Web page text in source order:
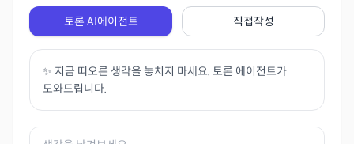
토론 AI에이전트 직접작성
✨ 지금 떠오른 생각을 놓치지 마세요. 토론 에이전트가
도와드립니다.